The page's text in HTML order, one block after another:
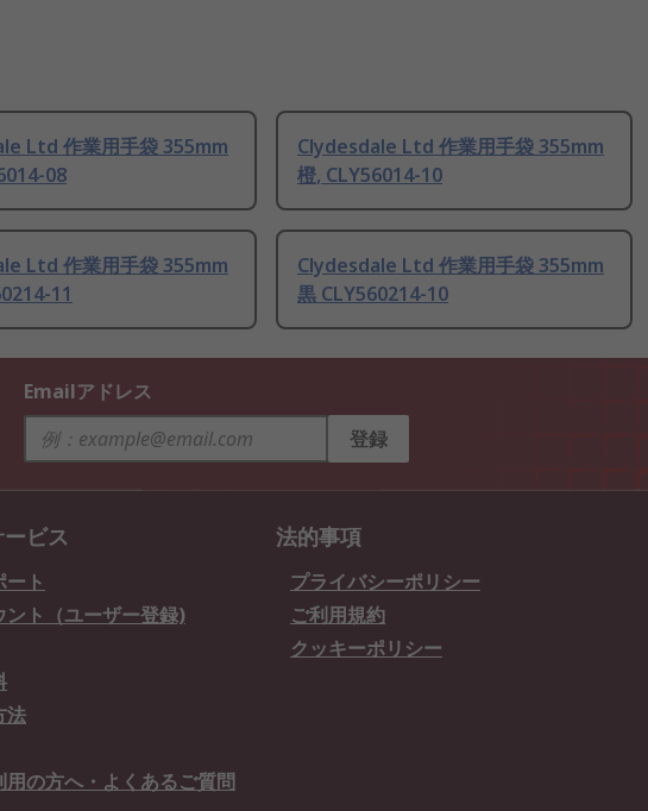
Ltd 作業用手袋 355mm
08
Clydesdale Ltd 作業用手袋 355mm
橙, CLY56014-10
Ltd 作業用手袋 355mm
11
Clydesdale Ltd 作業用手袋 355mm
黒 CLY560214-10
Emailアドレス
登録
ビス
ト
ント（ユーザー登録)
法
用の方へ・よくあるご質問
法的事項
プライバシーポリシー
ご利用規約
クッキーポリシー